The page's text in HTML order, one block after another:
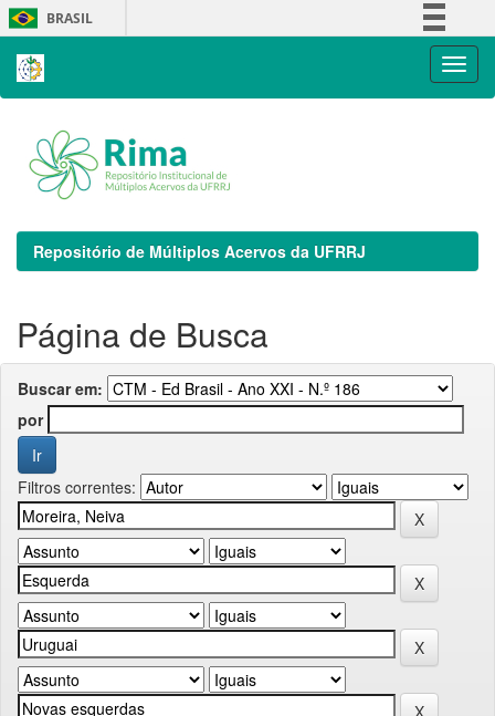
Skip
navigation
BRASIL
Repositório de Múltiplos Acervos da UFRRJ
Página de Busca
Buscar em:
por
Filtros correntes: